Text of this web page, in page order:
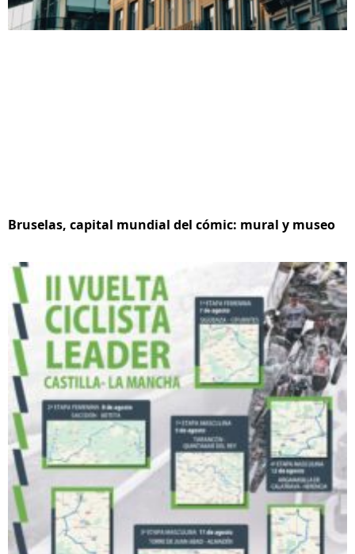
Bruselas, capital mundial del cómic: mural y museo